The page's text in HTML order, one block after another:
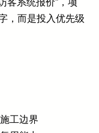
，而是投入优先级
工边界